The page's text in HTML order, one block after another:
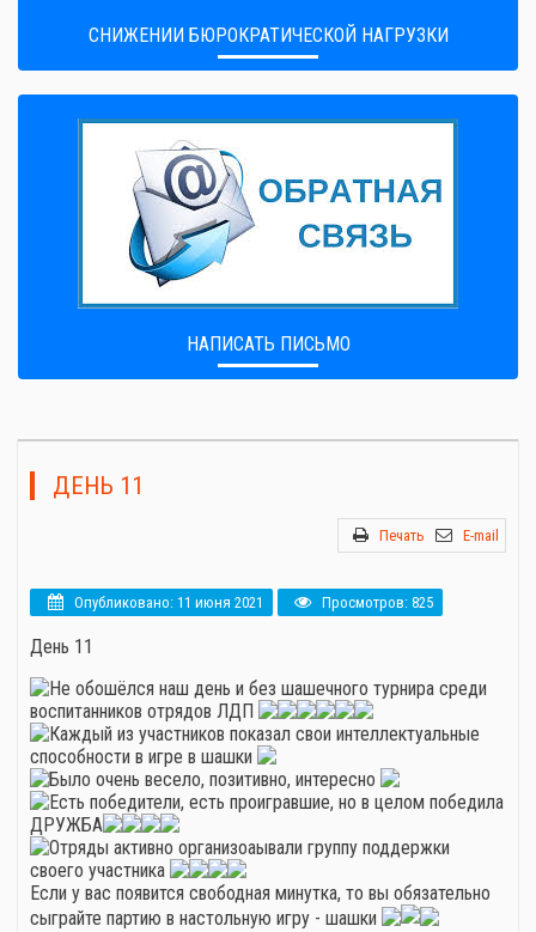
CНИЖЕНИИ БЮРОКРАТИЧЕСКОЙ НАГРУЗКИ
НАПИСАТЬ ПИСЬМО
ДЕНЬ 11
Печать E-mail
Опубликовано: 11 июня 2021 Просмотров: 825
День 11
Не обошёлся наш день и без шашечного турнира среди
воспитанников отрядов ЛДП
Каждый из участников показал свои интеллектуальные
способности в игре в шашки
Было очень весело, позитивно, интересно
Есть победители, есть проигравшие, но в целом победила
ДРУЖБА
Отряды активно организоаывали группу поддержки
своего участника
Если у вас появится свободная минутка, то вы обязательно
сыграйте партию в настольную игру - шашки